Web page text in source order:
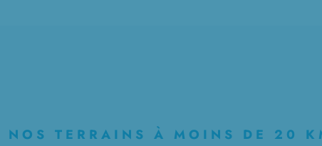
NOS TERRAINS À MOINS DE 20